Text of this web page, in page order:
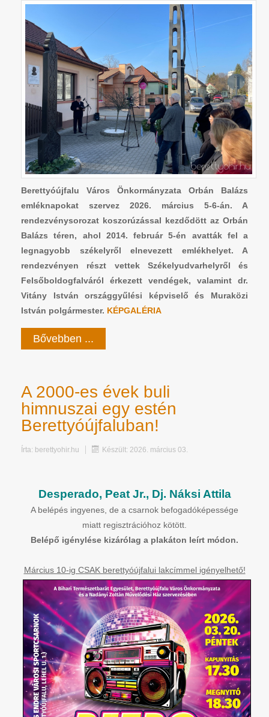
Berettyóújfalu Város Önkormányzata Orbán Balázs
emléknapokat szervez 2026. március 5-6-án. A
rendezvénysorozat koszorúzással kezdődött az Orbán
Balázs téren, ahol 2014. február 5-én avatták fel a
legnagyobb székelyről elnevezett emlékhelyet. A
rendezvényen részt vettek Székelyudvarhelyről és
Felsőboldogfalváról érkezett vendégek, valamint dr.
Vitány István országgyűlési képviselő és Muraközi
István polgármester. KÉPGALÉRIA
Bővebben ...
A 2000-es évek buli
himnuszai egy estén
Berettyóújfaluban!
Írta: berettyohir.hu Készült: 2026. március 03.
Desperado, Peat Jr., Dj. Náksi Attila
A belépés ingyenes, de a csarnok befogadóképessége
miatt regisztrációhoz kötött.
Belépő igénylése kizárólag a plakáton leírt módon.
Március 10-ig CSAK berettyóújfalui lakcímmel igényelhető!